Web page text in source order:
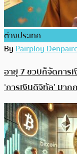
ต่างประเทศ
ByPairploy
อายุ 7 ขวบก็จัดการ
‘การเงินดิจิทัล’ มา